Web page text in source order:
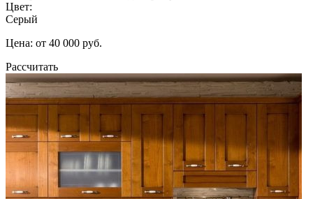
Цвет:
Серый
Цена: от 40 000 руб.
Рассчитать